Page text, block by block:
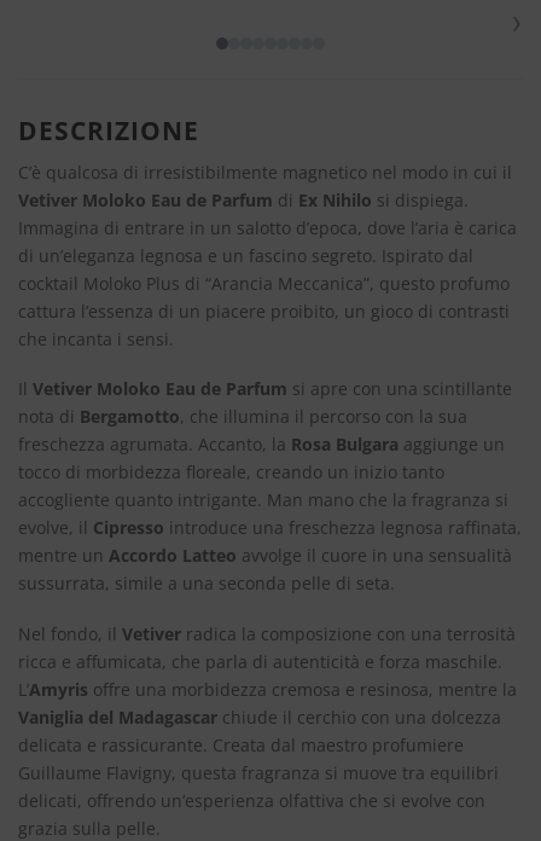
›
DESCRIZIONE
C’è qualcosa di irresistibilmente magnetico nel modo in cui il
Vetiver Moloko Eau de Parfum di Ex Nihilo si dispiega.
Immagina di entrare in un salotto d’epoca, dove l’aria è carica
di un’eleganza legnosa e un fascino segreto. Ispirato dal
cocktail Moloko Plus di “Arancia Meccanica”, questo profumo
cattura l’essenza di un piacere proibito, un gioco di contrasti
che incanta i sensi.
Il Vetiver Moloko Eau de Parfum si apre con una scintillante
nota di Bergamotto, che illumina il percorso con la sua
freschezza agrumata. Accanto, la Rosa Bulgara aggiunge un
tocco di morbidezza floreale, creando un inizio tanto
accogliente quanto intrigante. Man mano che la fragranza si
evolve, il Cipresso introduce una freschezza legnosa raffinata,
mentre un Accordo Latteo avvolge il cuore in una sensualità
sussurrata, simile a una seconda pelle di seta.
Nel fondo, il Vetiver radica la composizione con una terrosità
ricca e affumicata, che parla di autenticità e forza maschile.
L’Amyris offre una morbidezza cremosa e resinosa, mentre la
Vaniglia del Madagascar chiude il cerchio con una dolcezza
delicata e rassicurante. Creata dal maestro profumiere
Guillaume Flavigny, questa fragranza si muove tra equilibri
delicati, offrendo un’esperienza olfattiva che si evolve con
grazia sulla pelle.